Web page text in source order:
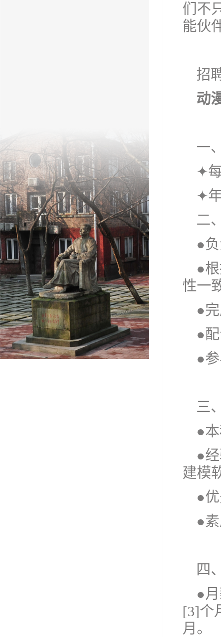
们不
能伙
招
动
一
✦
✦
二
●
●
性一
●
●
●
三
●
●
建模
●
●
四
●
[3]个
月。